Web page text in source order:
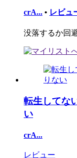
crA... • レビュ
没落するか回
転生してな
い
crA...
レビュー